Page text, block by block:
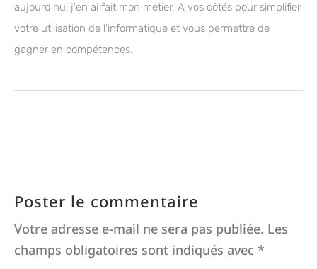
aujourd'hui j'en ai fait mon métier. A vos côtés pour simplifier
votre utilisation de l'informatique et vous permettre de
gagner en compétences.
Poster le commentaire
Votre adresse e-mail ne sera pas publiée. Les
champs obligatoires sont indiqués avec *